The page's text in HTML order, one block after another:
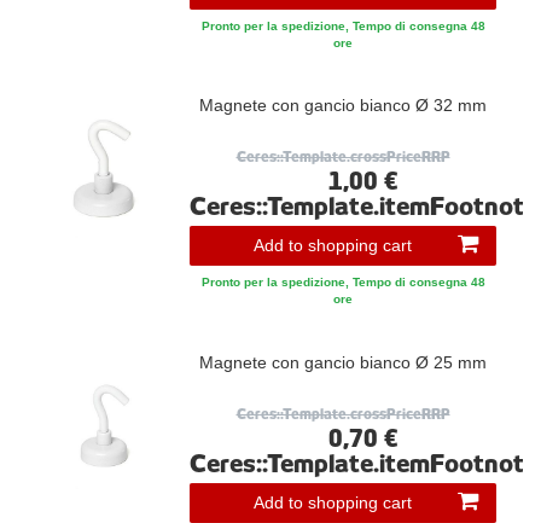
Pronto per la spedizione, Tempo di consegna 48
ore
Magnete con gancio bianco Ø 32 mm
Ceres::Template.crossPriceRRP
1,00 €
Ceres::Template.itemFootnote
Add to shopping cart
Pronto per la spedizione, Tempo di consegna 48
ore
Magnete con gancio bianco Ø 25 mm
Ceres::Template.crossPriceRRP
0,70 €
Ceres::Template.itemFootnote
Add to shopping cart